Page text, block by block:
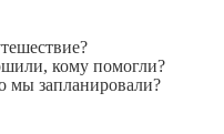
кому помогли?
мы запланировали?